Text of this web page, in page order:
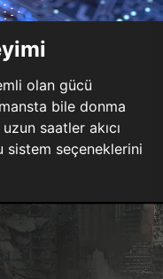
olan gücü
bile donma
saatler akıcı
sistem seçeneklerini